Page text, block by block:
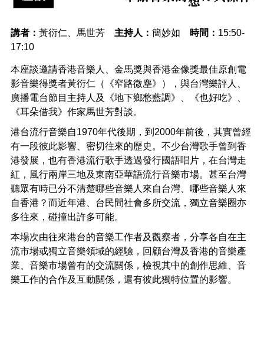
講者： 黃衍仁、馬世芳 主持人： 簡妙如 時間： 15:50-
17:10
本座談邀請香港音樂人、金馬獎與香港金像獎最佳原創電
影音樂得獎者黃衍仁（《窄路微塵》），與台灣樂評人、
廣播電台節目主持人及《地下鄉愁藍調》、《也好吃》、
《耳朵借我》作家馬世芳對談。
港台流行音樂自1970年代後期，到2000年前後，其實曾經
有一段彼此影響、密切往來的歷史。不少台灣歌手曾到香
港發展，也有香港流行歌手透過發行國語唱片，在台灣走
紅，風行兩岸三地及東南亞華語流行音樂市場。甚至台灣
聽眾有時已分不清楚哪些音樂人來自台灣、哪些音樂人來
自香港？而近年港、台民間社會多所交流，獨立音樂圈亦
多往來，碰撞出許多可能。
本場次由往來港台的音樂工作者及觀察者，分享各自在主
流市場或獨立音樂領域的經驗，回顧台灣及香港的音樂產
業、音樂市場曾有的交流關係，檢視其中的創作思維、音
樂工作的合作及互動關係，還有彼此獨特位置的影響。